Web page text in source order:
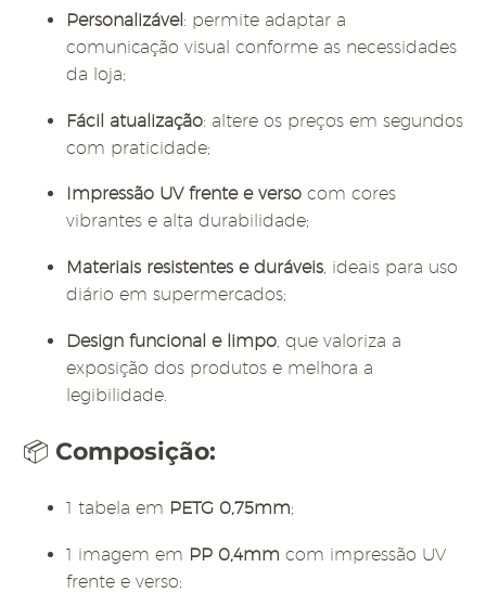
Personalizável : permite adaptar a
comunicação visual conforme as necessidades
da loja;
Fácil atualização: altere os preços em segundos
com praticidade;
Impressão UV frente e verso com cores
vibrantes e alta durabilidade;
Materiais resistentes e duráveis, ideais para uso
diário em supermercados;
Design funcional e limpo , que valoriza a
exposição dos produtos e melhora a
legibilidade.
📦 Composição:
1 tabela em PETG 0,75mm;
1 imagem em PP 0,4mm com impressão UV
frente e verso;